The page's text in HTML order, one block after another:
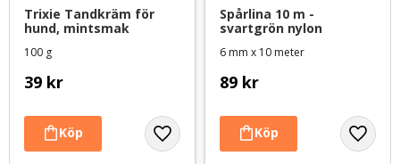
Trixie Tandkräm för
hund, mintsmak
100 g
39 kr
Spårlina 10 m -
svartgrön nylon
6 mm x 10 meter
89 kr